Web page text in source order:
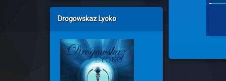
Drogowskaz Lyoko